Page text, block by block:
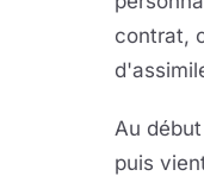
contrat,
Au
puis